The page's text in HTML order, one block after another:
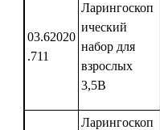
03.62020
.711
Ларингоскоп
ический
набор для
взрослых
3,5В
Ларингоскоп